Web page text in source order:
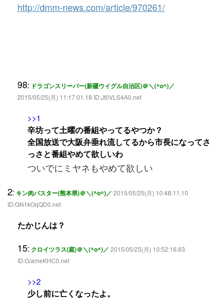
http://dmm-news.com/article/970261/
98: ドラゴンスリーパー(新疆ウイグル自治区)＠＼(^o^)／
2015/05/25(月) 11:17:01.18 ID:Jt0VLS4A0.net
>>1
辛坊って土曜の番組やってるやつか？
全国放送で大阪弁垂れ流してるから市長になってさ
っさと番組やめて欲しいわ
ついでにミヤネもやめて欲しい
2: キン肉バスター(熊本県)＠＼(^o^)／ 2015/05/25(月) 10:48:11.10
ID:GN1kOqQD0.net
たかじんは？
15: クロイツラス(庭)＠＼(^o^)／ 2015/05/25(月) 10:52:16.63
ID:G/ameKHC0.net
>>2
少し前に亡くなったよ。